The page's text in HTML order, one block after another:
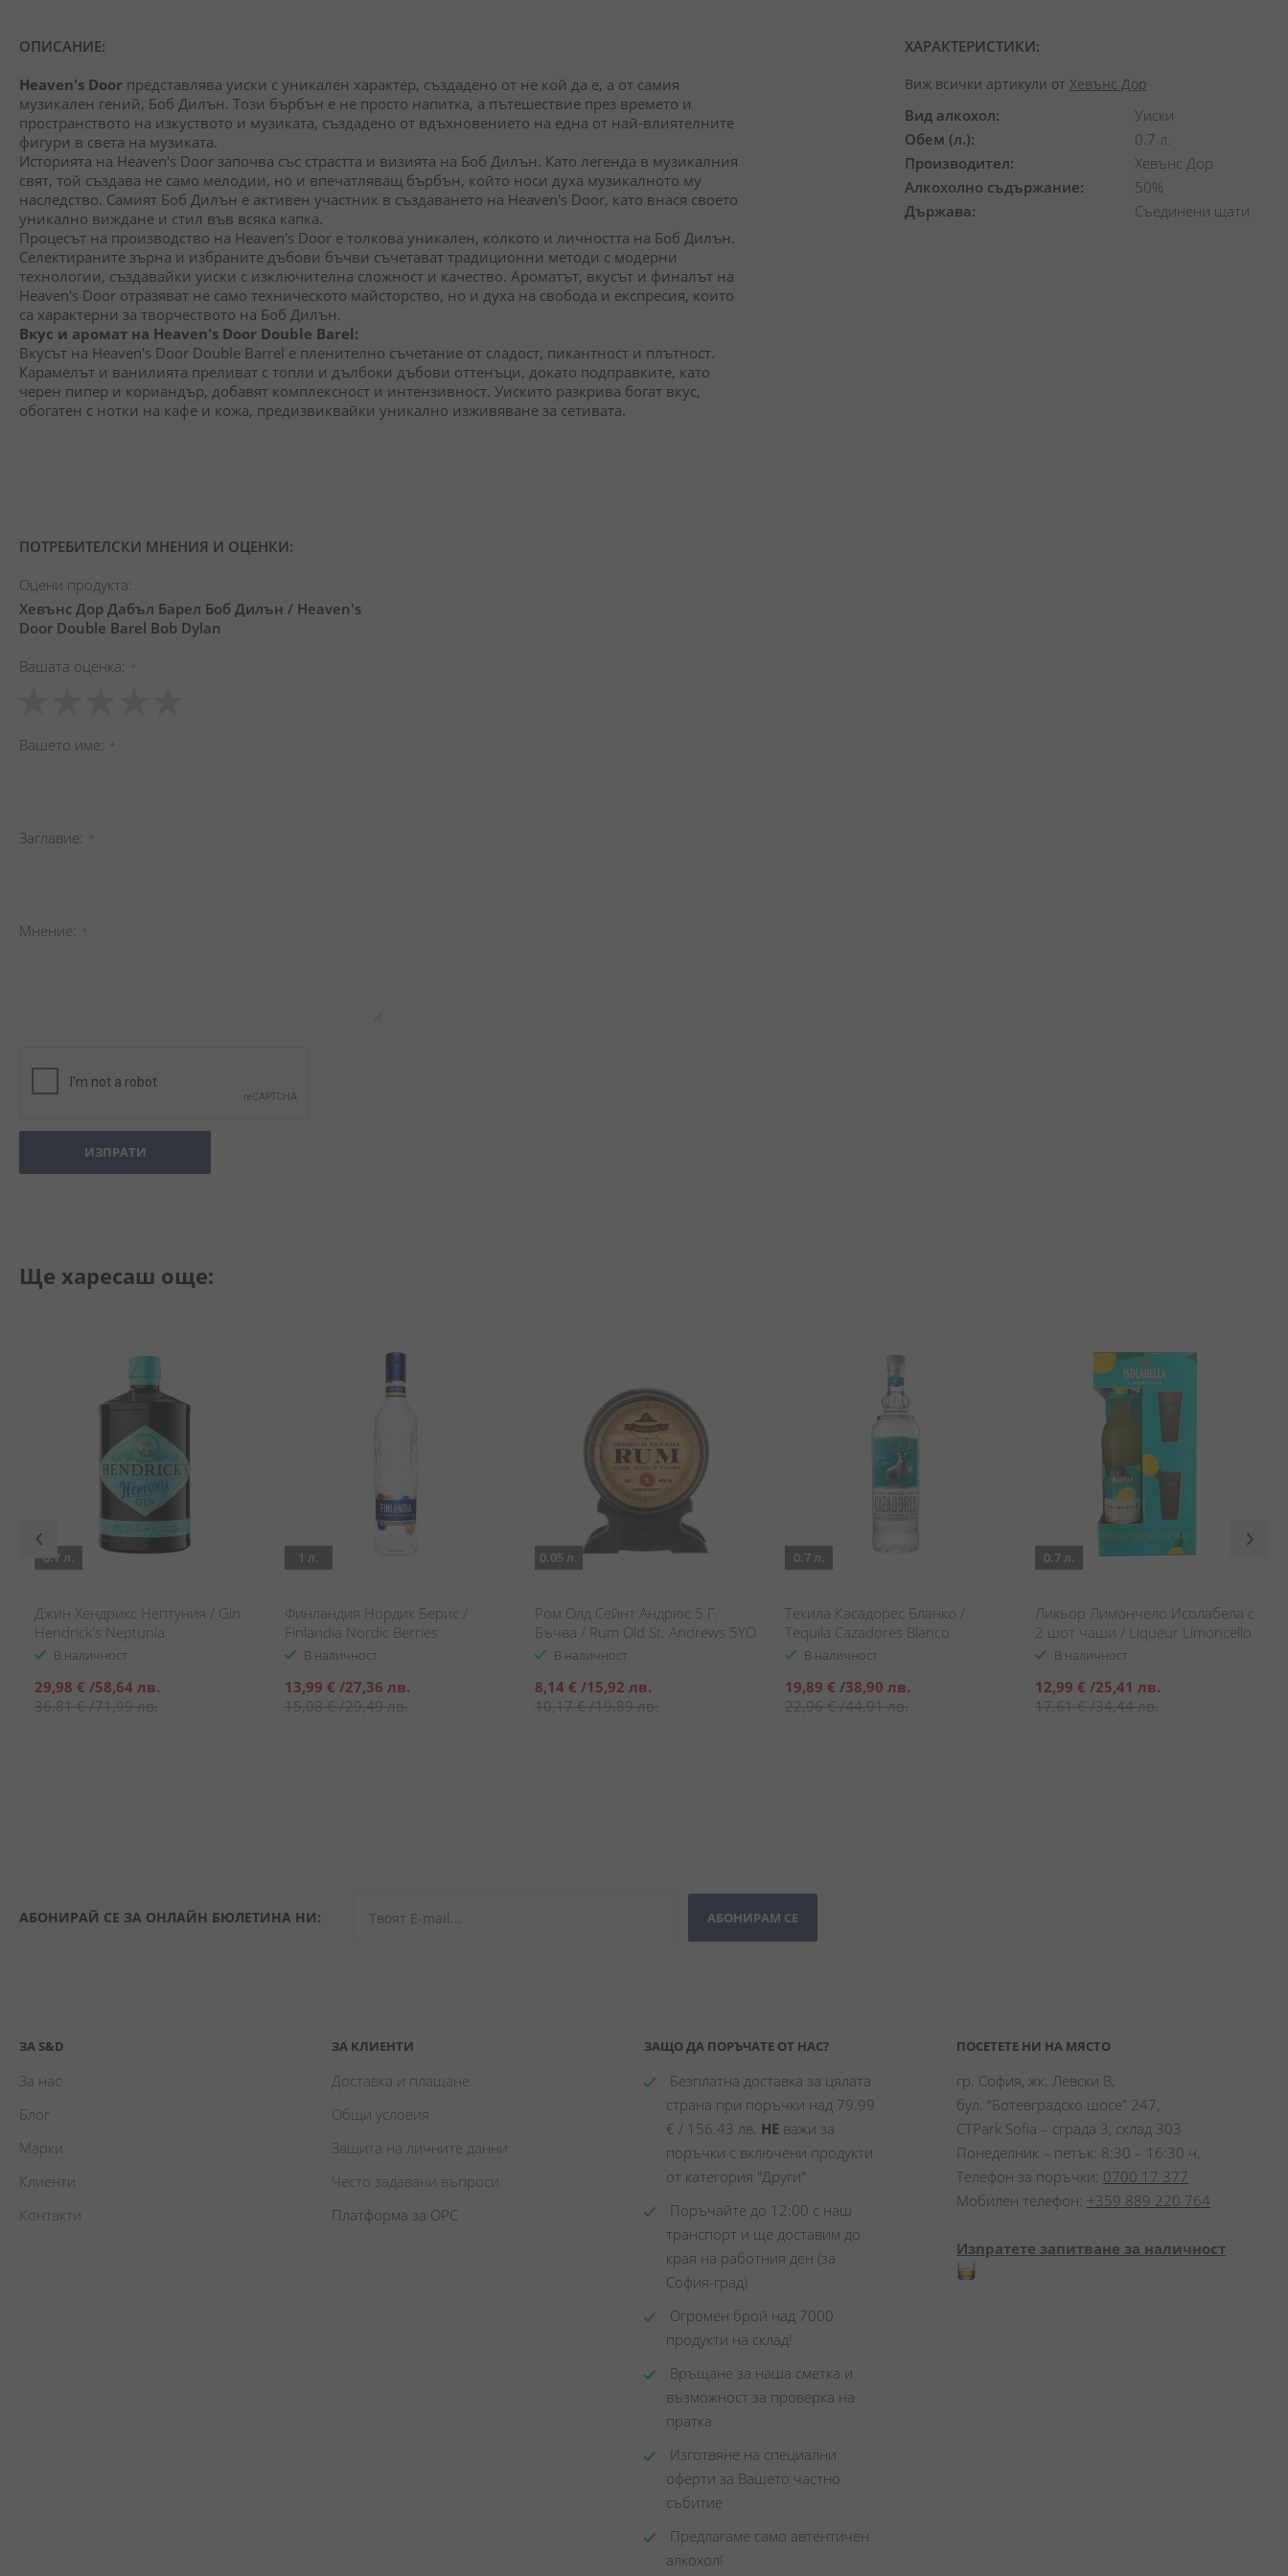
ХАРАКТЕРИСТИКИ:
Виж всички артикули от Хевънс Дор
Вид алкохол
Уиски
Обем (л.)
0.7 л.
Производител
Хевънс Дор
Алкохолно съдържание
50%
Държава
Съединени щати
ОПИСАНИЕ:
Heaven's Door представлява уиски с уникален характер, създадено от не кой да е, а от самия
музикален гений, Боб Дилън. Този бърбън е не просто напитка, а пътешествие през времето и
пространството на изкуството и музиката, създадено от вдъхновението на една от най-влиятелните
фигури в света на музиката.
Историята на Heaven's Door започва със страстта и визията на Боб Дилън. Като легенда в музикалния
свят, той създава не само мелодии, но и впечатляващ бърбън, който носи духа музикалното му
наследство. Самият Боб Дилън е активен участник в създаването на Heaven's Door, като внася своето
уникално виждане и стил във всяка капка.
Процесът на производство на Heaven's Door е толкова уникален, колкото и личността на Боб Дилън.
Селектираните зърна и избраните дъбови бъчви съчетават традиционни методи с модерни
технологии, създавайки уиски с изключителна сложност и качество. Ароматът, вкусът и финалът на
Heaven's Door отразяват не само техническото майсторство, но и духа на свобода и експресия, които
са характерни за творчеството на Боб Дилън.
Вкус и аромат на Heaven's Door Double Barel:
Вкусът на Heaven's Door Double Barrel е пленително съчетание от сладост, пикантност и плътност.
Карамелът и ванилията преливат с топли и дълбоки дъбови оттенъци, докато подправките, като
черен пипер и кориандър, добавят комплексност и интензивност. Уискито разкрива богат вкус,
обогатен с нотки на кафе и кожа, предизвиквайки уникално изживяване за сетивата.
ПОТРЕБИТЕЛСКИ МНЕНИЯ И ОЦЕНКИ:
Оцени продукта:
Хевънс Дор Дабъл Барел Боб Дилън / Heaven's
Door Double Barel Bob Dylan
Вашата оценка
star
stars
stars
stars
stars
Вашето име
Заглавиe
Мнение
ИЗПРАТИ
Ще харесаш още:
0.7 л.
Джин Хендрикс Нептуния / Gin
Hendrick's Neptunia
В наличност
Специална
цена
29,98 € /58,64 лв.
36,81 €/71,99 лв.
1 л.
Финландия Нордик Берис /
Finlandia Nordic Berries
В наличност
Специална
цена
13,99 € /27,36 лв.
15,08 €/29,49 лв.
0.05 л.
Ром Олд Сейнт Андрюс 5 Г.
Бъчва / Rum Old St. Andrews 5YO
BarrelВ наличност
Специална
цена
8,14 € /15,92 лв.
10,17 €/19,89 лв.
0.7 л.
Текила Касадорес Бланко /
Tequila Cazadores Blanco
В наличност
Специална
цена
19,89 € /38,90 лв.
22,96 €/44,91 лв.
0.7 л.
Ликьор Лимончело Исолабела с
2 шот чаши / Liqueur Limoncello
Isolabella + 2 shot glasses
В наличност
Специална
цена
12,99 € /25,41 лв.
17,61 €/34,44 лв.
АБОНИРАЙ СЕ ЗА ОНЛАЙН БЮЛЕТИНА НИ: АБОНИРАМ СЕ
ЗА S&D
За нас
Блог
Марки
Клиенти
Контакти
ЗА КЛИЕНТИ
Доставка и плащане
Общи условия
Защита на личните данни
Често задавани въпроси
Платформа за ОРС
ЗАЩО ДА ПОРЪЧАТЕ ОТ НАС?
Безплатна доставка за цялата
страна при поръчки над 79.99
€ / 156.43 лв. НЕ важи за
поръчки с включени продукти
от категория "Други"
Поръчайте до 12:00 с наш
транспорт и ще доставим до
края на работния ден (за
София-град)
Огромен брой над 7000
продукти на склад!
Връщане за наша сметка и
възможност за проверка на
пратка
Изготвяне на специални
оферти за Вашето частно
събитие
Предлагаме само автентичен
алкохол!
ПОСЕТЕТЕ НИ НА МЯСТО
гр. София, жк. Левски В,
бул. “Ботевградско шосе” 247,
CTPark Sofia – сграда 3, склад 303
Понеделник – петък: 8:30 – 16:30 ч.
Телефон за поръчки: 0700 17 377
Мобилен телефон: +359 889 220 764
Изпратете запитване за наличност